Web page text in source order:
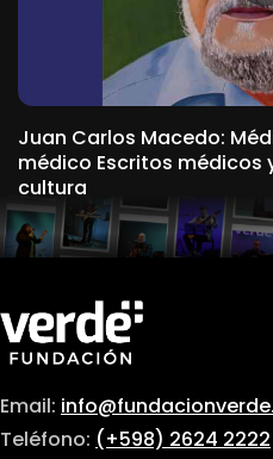
Juan Carlos Macedo:
médico Escritos médicos
cultura
Email:
Teléfono: (+598) 2624 2222